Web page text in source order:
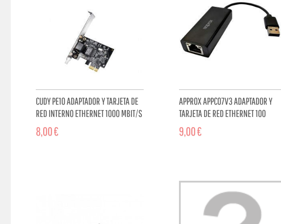
CUDY PE10 ADAPTADOR Y TARJETA DE
RED INTERNO ETHERNET 1000 MBIT/S
8,00 €
APPROX APPC07V3 ADAPTADOR Y
TARJETA DE RED ETHERNET 100
MBIT/S
9,00 €